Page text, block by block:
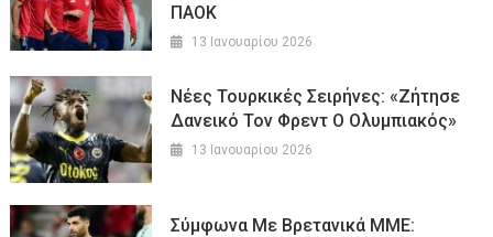
ΠΑΟΚ
13 Ιανουαρίου 2026
Νέες Τουρκικές Σειρήνες: «Ζήτησε
Δανεικό Τον Φρεντ Ο Ολυμπιακός»
13 Ιανουαρίου 2026
Σύμφωνα Με Βρετανικά ΜΜΕ: